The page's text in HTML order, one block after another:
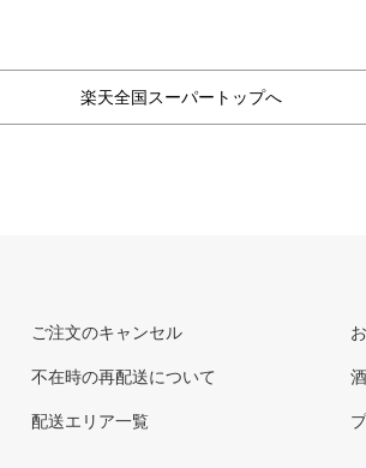
楽天全国スーパートップへ
ご注文のキャンセル
不在時の再配送について
配送エリア一覧